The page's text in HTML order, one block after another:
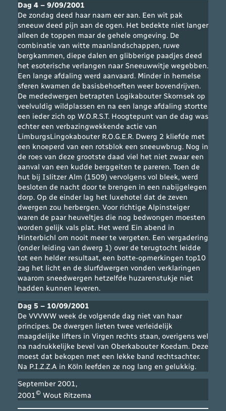
Dag 4 – 9/09/2001
De zondag deed haar naam eer aan. Een wit pak
sneeuw deed pijn aan de ogen. Het bedekte niet langer
alleen de toppen maar de gehele omgeving. De
combinatie van witte maanlandschappen, ruwe
bergkammen, diepe dalen en glibberige paadjes deed
het esoterische verlangen naar Sneeuwwitje wegebben.
Een lange afdaling werd aanvaard. Minder in hemelse
sferen kwamen de basisbehoeften weer bovendrijven.
De mededwergen betrapten Logikabouter Skornsek op
veelvuldig wildplassen en na een lange afdaling stortte
een ieder zich op W.O.R.S.T. Hoogtepunt van de dag was
echter een verbazingwekkende actie van
LimburgsLingokabouter R.O.G.E.R. Dwerg 2 kliefde met
een knoeperd van een rotsblok een sneeuwbrug. Nog in
de roes van deze grootste daad viel het niet zwaar een
aanval van een kudde berggeiten te pareren. Toen de
hut bij Islitzer Alm (1509) vervolgens vol bleek, werd
besloten de nacht door te brengen in een nabijgelegen
dorp. Op de einder lag het luxehotel dat de zeven
dwergen zou herbergen. Voor richtige Alpinsteiger
waren de paar heuveltjes die nog bedwongen moesten
worden gelijk vals plat. Het werd Ein abend in
Hinterbichl om nooit meer te vergeten. Een vergadering
(onder leiding van dwerg 1) over de terugtocht leidde
tot een helder resultaat, een botte-opmerkingen top10
zag het licht en de slurfdwergen vonden verklaringen
waarom sneedwergen hetzelfde huzarenstukje niet
hadden kunnen leveren.
Dag 5 – 10/09/2001
De VVVWW week de volgende dag niet van haar
principes. De dwergen lieten twee verleidelijk
maagdelijke lifters in Virgen rechts staan, overigens wel
na nadrukkelijke bevel van Oberkabouter Koedam. Deze
moest dat bekopen met een lekke band rechtsachter.
Na P.I.Z.Z.A in Köln leefden ze nog lang en gelukkig.
September 2001,
2001©Wout Ritzema